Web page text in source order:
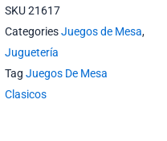
SKU21617
CategoriesJuegos de Mesa,
Juguetería
Tag Juegos De Mesa
Clasicos